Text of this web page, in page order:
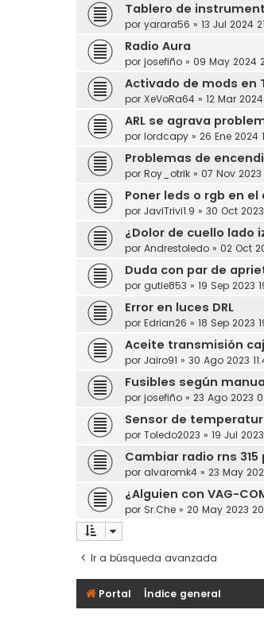
Tablero de
por yarara56 » 13 Jul 2024
Radio Aura
por josefiño » 09 May 2024
Activado de mods en
por XeVoRa64 » 12 Mar
ARL se agrava
por lordcapy » 26 Ene 2024
Problemas de
por Roy_otrik » 07 Nov
Poner leds o rgb en el
por JaviTrivi1.9 » 30 Oct
¿Dolor de cuello lado
por Andrestoledo » 02 Oct
Duda con par de
por gutie853 » 19 Sep 2023
Error en luces DRL
por Edrian26 » 18 Sep 2023
Aceite transmisión
por Jairo91 » 30 Ago 2023
Fusibles según
por josefiño » 23 Ago 2023
Sensor de
por Toledo2023 » 19 Jul
Cambiar radio rns
por alvaromk4 » 23 May
¿Alguien con VAG-
por Sr.Che » 20 May 2023
Ir a búsqueda avanzada
Portal Índice general